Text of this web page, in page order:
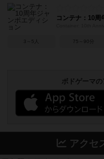
コンテナ：10周
3～5人 75～90分
ボドゲーマ
アクセ